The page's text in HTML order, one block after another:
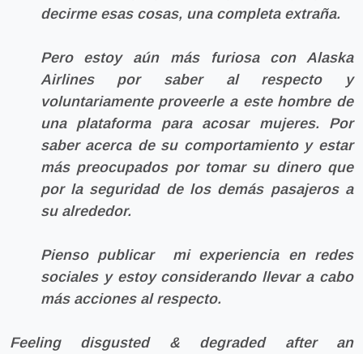
decirme esas cosas, una completa extraña.
Pero estoy aún más furiosa con Alaska
Airlines por saber al respecto y
voluntariamente proveerle a este hombre de
una plataforma para acosar mujeres. Por
saber acerca de su comportamiento y estar
más preocupados por tomar su dinero que
por la seguridad de los demás pasajeros a
su alrededor.
Pienso publicar mi experiencia en redes
sociales y estoy considerando llevar a cabo
más acciones al respecto.
Feeling disgusted & degraded after an